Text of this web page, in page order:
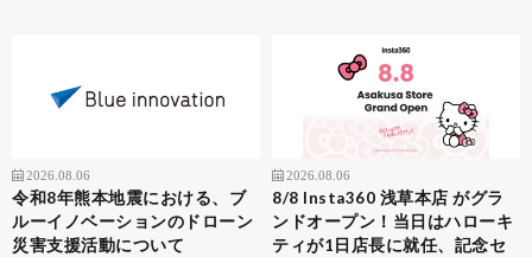
2026.08.06
令和8年熊本地震における、ブ
ルーイノベーションのドローン
災害支援活動について
2026.08.06
8/8 Insta360 浅草本店 がグラ
ンドオープン！当日はハローキ
ティが1日店長に就任、記念セ